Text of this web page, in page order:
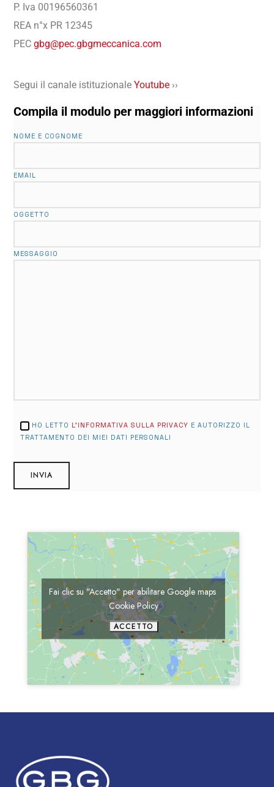
P. Iva 00196560361​
REA n°x PR 12345
PECgbg@pec.gbgmeccanica.com
Segui il canale istituzionaleYoutube ››
Compila il modulo per maggiori informazioni
NOME E COGNOME
EMAIL
OGGETTO
MESSAGGIO
HO LETTO L'INFORMATIVA SULLA PRIVACY E AUTORIZZO IL
TRATTAMENTO DEI MIEI DATI PERSONALI
Fai clic su "Accetto" per abilitare Google maps
Cookie Policy
ACCETTO